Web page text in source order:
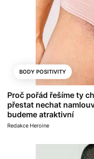
BODY POSITIVITY
Proč pořád řešíme ty
přestat nechat
budeme atraktivní
Redakce Heroine